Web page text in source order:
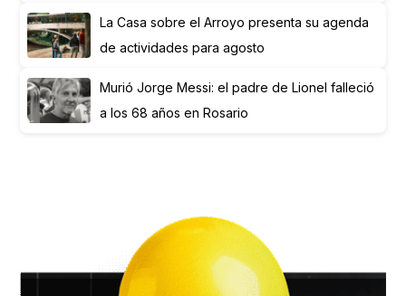
La Casa sobre el Arroyo presenta su agenda
de actividades para agosto
Murió Jorge Messi: el padre de Lionel falleció
a los 68 años en Rosario